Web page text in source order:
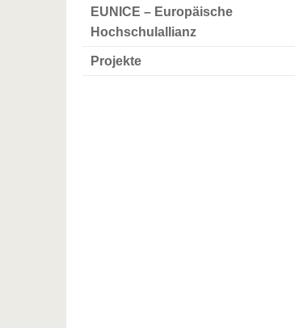
EUNICE – Europäische
Hochschulallianz
Projekte